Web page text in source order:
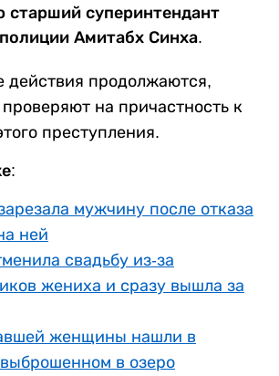
старший суперинтендант
Амитабх Синха.
действия продолжаются,
на причастность к
преступления.
мужчину после отказа
ней
свадьбу из-за
жениха и сразу вышла за
женщины нашли в
в озеро